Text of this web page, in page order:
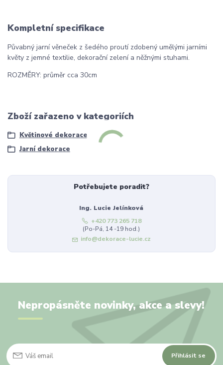
Kompletní specifikace
Půvabný jarní věneček z šedého proutí zdobený umělými jarními
květy z jemné textilie, dekorační zelení a něžnými stuhami.
ROZMĚRY: průměr cca 30cm
Zboží zařazeno v kategoriích
Květinové dekorace
Jarní dekorace
Potřebujete poradit?
Ing. Lucie Jelínková
+420 773 265 718
(Po-Pá, 14 -19 hod.)
info@dekorace-lucie.cz
Nepropásněte novinky, akce a slevy!
Přihlásit se